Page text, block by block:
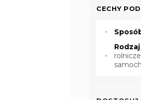
CECHY